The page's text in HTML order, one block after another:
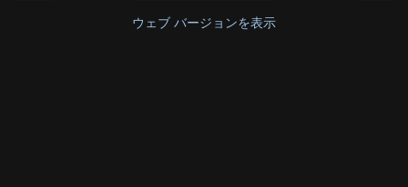
ウェブ バージョンを表示